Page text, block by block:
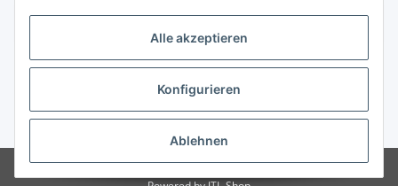
Alle akzeptieren
Konfigurieren
Ablehnen
* Alle Preise inkl. gesetzlicher MwSt., zzgl.